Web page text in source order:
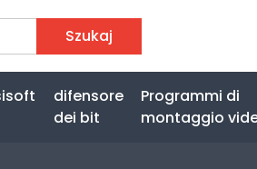
Szukaj
difensore
dei bit
Programmi di
montaggio